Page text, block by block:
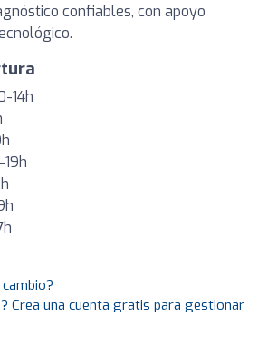
confiables, con apoyo
14h
Crea una cuenta gratis para gestionar